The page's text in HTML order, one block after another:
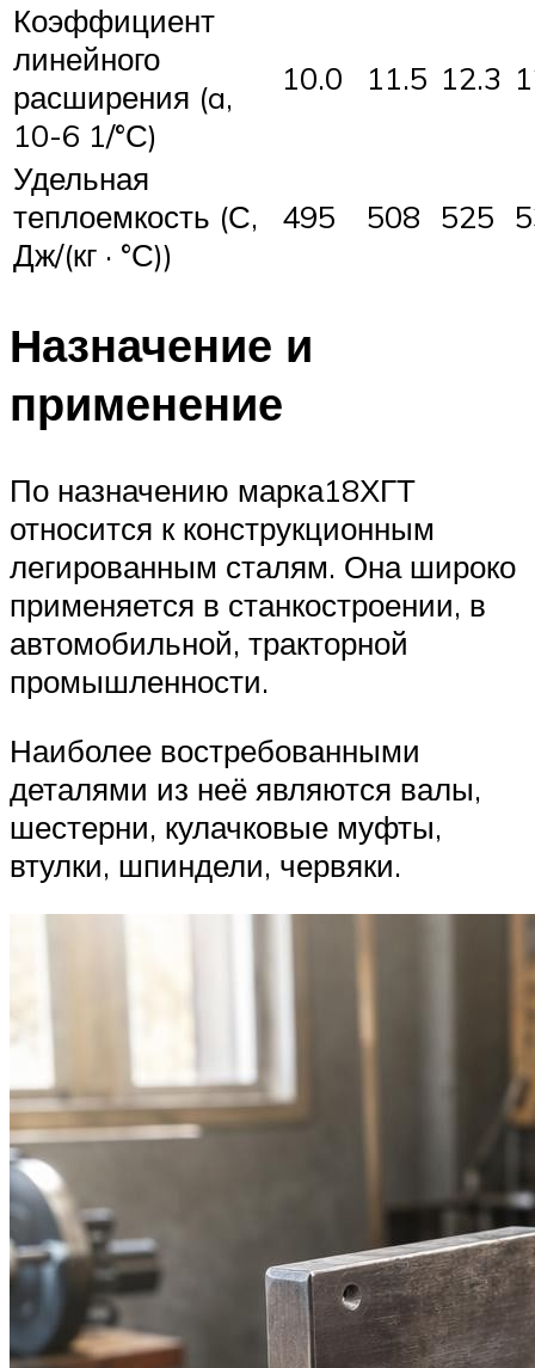
Коэффициент
линейного
расширения (a,
10-6 1/°С)
10.0 11.5 12.3
Удельная
теплоемкость (С,
Дж/(кг · °С))
495 508 525
Назначение и
применение
По назначению марка18ХГТ
относится к конструкционным
легированным сталям. Она широко
применяется в станкостроении, в
автомобильной, тракторной
промышленности.
Наиболее востребованными
деталями из неё являются валы,
шестерни, кулачковые муфты,
втулки, шпиндели, червяки.